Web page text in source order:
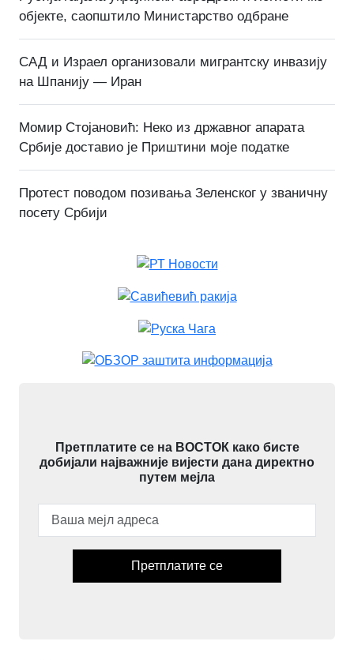
објекте, саопштило Министарство одбране
САД и Израел организовали мигрантску инвазију
на Шпанију — Иран
Момир Стојановић: Неко из државног апарата
Србије доставио је Приштини моје податке
Протест поводом позивања Зеленског у званичну
посету Србији
Претплатите се на ВОСТОК како бисте
добијали најважније вијести дана директно
путем мејла
Претплатите се